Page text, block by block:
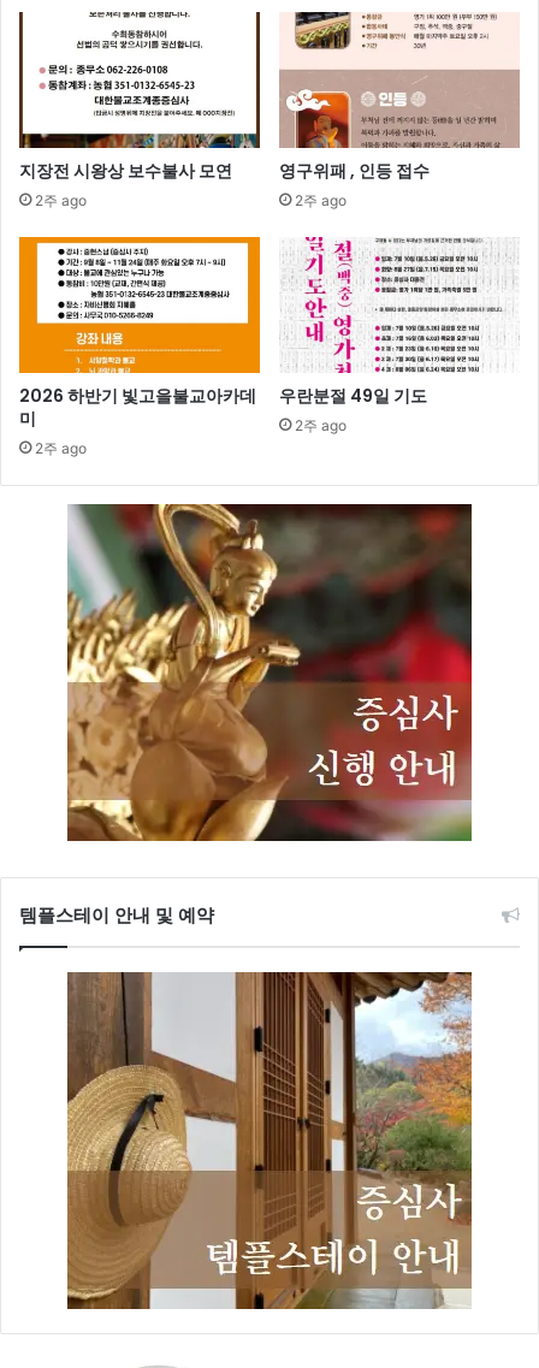
지장전 시왕상 보수불사 모연
2주 ago
영구위패 , 인등 접수
2주 ago
2026 하반기 빛고을불교아카데
미
2주 ago
우란분절 49일 기도
2주 ago
템플스테이 안내 및 예약